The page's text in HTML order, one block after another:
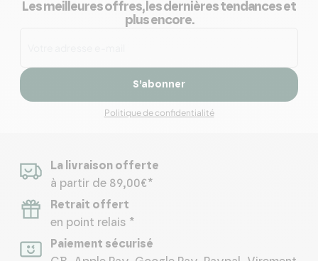
Les meilleures offres, les dernières tendances et
plus encore.
S’abonner
Politique de confidentialité
La livraison offerte
à partir de 89,00€*
Retrait offert
en point relais *
Paiement sécurisé